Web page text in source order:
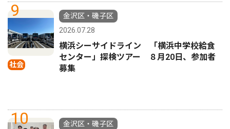
9
社会
金沢区・磯子区
2026.07.28
横浜シーサイドライン 「横浜中学校給食
センター」探検ツアー ８月20日、参加者
募集
10
金沢区・磯子区